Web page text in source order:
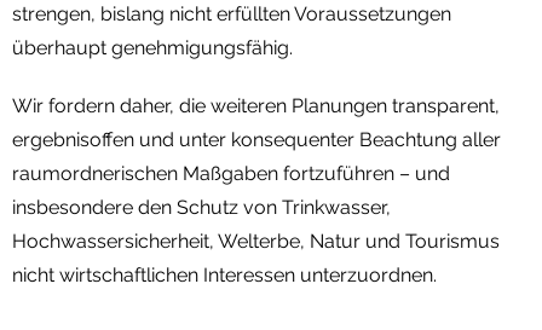
strengen, bislang nicht erfüllten Voraussetzungen
überhaupt genehmigungsfähig.
Wir fordern daher, die weiteren Planungen transparent,
ergebnisoffen und unter konsequenter Beachtung aller
raumordnerischen Maßgaben fortzuführen – und
insbesondere den Schutz von Trinkwasser,
Hochwassersicherheit, Welterbe, Natur und Tourismus
nicht wirtschaftlichen Interessen unterzuordnen.